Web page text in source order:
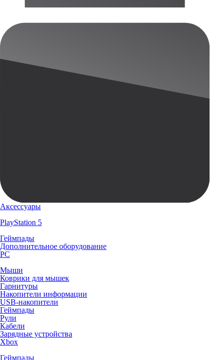
Аксессуары
PlayStation 5
Геймпады
Дополнительное оборудование
PC
Мыши
Коврики для мышек
Гарнитуры
Накопители информации
USB-накопители
Геймпады
Рули
Кабели
Зарядные устройства
Xbox
Геймпады